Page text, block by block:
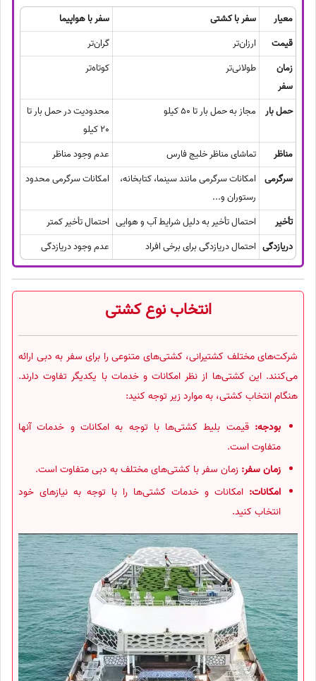
معیار سفر با کشتی
سفر با هواپیما
قیمت
ارزان‌تر
گران‌تر
زمان
سفر
طولانی‌تر کوتاه‌تر
حمل بار مجاز به حمل بار تا 50 کیلو
محدودیت در حمل بار تا
20 کیلو
مناظر
تماشای مناظر خلیج فارس
عدم وجود مناظر
سرگرمی
امکانات سرگرمی مانند سینما، کتابخانه،
رستوران و...
امکانات سرگرمی محدود
تأخیر احتمال تأخیر به دلیل شرایط آب و هوایی احتمال تأخیر کمتر
دریازدگی احتمال دریازدگی برای برخی افراد عدم وجود دریازدگی
انتخاب نوع کشتی
شرکت‌های مختلف کشتیرانی، کشتی‌های متنوعی را برای سفر به دبی ارائه
می‌کنند. این کشتی‌ها از نظر امکانات و خدمات با یکدیگر تفاوت دارند.
هنگام انتخاب کشتی، به موارد زیر توجه کنید:
بودجه: قیمت بلیط کشتی‌ها با توجه به امکانات و خدمات آنها
متفاوت است.
زمان سفر: زمان سفر با کشتی‌های مختلف به دبی متفاوت است.
امکانات: امکانات و خدمات کشتی‌ها را با توجه به نیازهای خود
انتخاب کنید.